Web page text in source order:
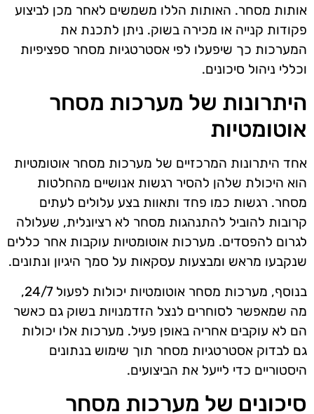
אותות מסחר. האותות הללו משמשים לאחר מכן לביצוע
פקודות קנייה או מכירה בשוק. ניתן לתכנת את
המערכות כך שיפעלו לפי אסטרטגיות מסחר ספציפיות
וכללי ניהול סיכונים.
היתרונות של מערכות מסחר
אוטומטיות
אחד היתרונות המרכזיים של מערכות מסחר אוטומטיות
הוא היכולת שלהן להסיר רגשות אנושיים מהחלטות
מסחר. רגשות כמו פחד ותאוות בצע עלולים לעתים
קרובות להוביל להתנהגות מסחר לא רציונלית, שעלולה
לגרום להפסדים. מערכות אוטומטיות עוקבות אחר כללים
שנקבעו מראש ומבצעות עסקאות על סמך היגיון ונתונים.
בנוסף, מערכות מסחר אוטומטיות יכולות לפעול 24/7,
מה שמאפשר לסוחרים לנצל הזדמנויות בשוק גם כאשר
הם לא עוקבים אחריה באופן פעיל. מערכות אלו יכולות
גם לבדוק אסטרטגיות מסחר תוך שימוש בנתונים
היסטוריים כדי לייעל את הביצועים.
סיכונים של מערכות מסחר